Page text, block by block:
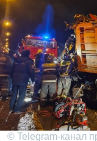
© Telegram-канал